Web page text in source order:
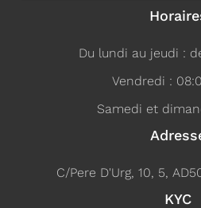
Du lundi au jeudi :
Vendredi :
Samedi et
C/Pere D'Urg, 10, 5,
KYC